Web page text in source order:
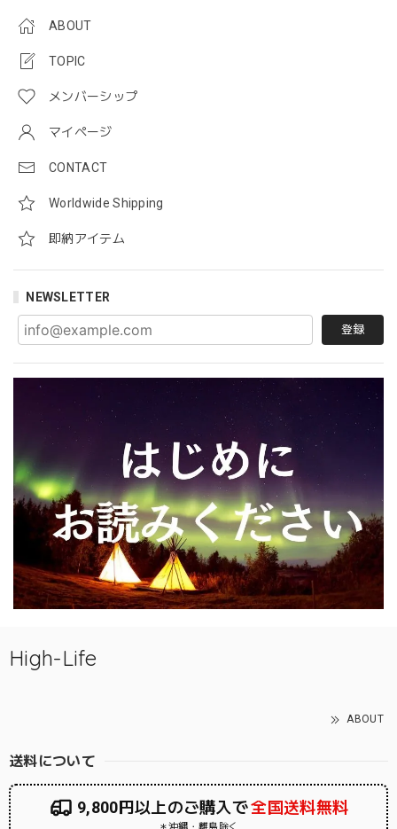
ABOUT
TOPIC
メンバーシップ
マイページ
CONTACT
Worldwide Shipping
即納アイテム
NEWSLETTER
登録
High-Life
ABOUT
送料について
9,800円以上のご購入で全国送料無料